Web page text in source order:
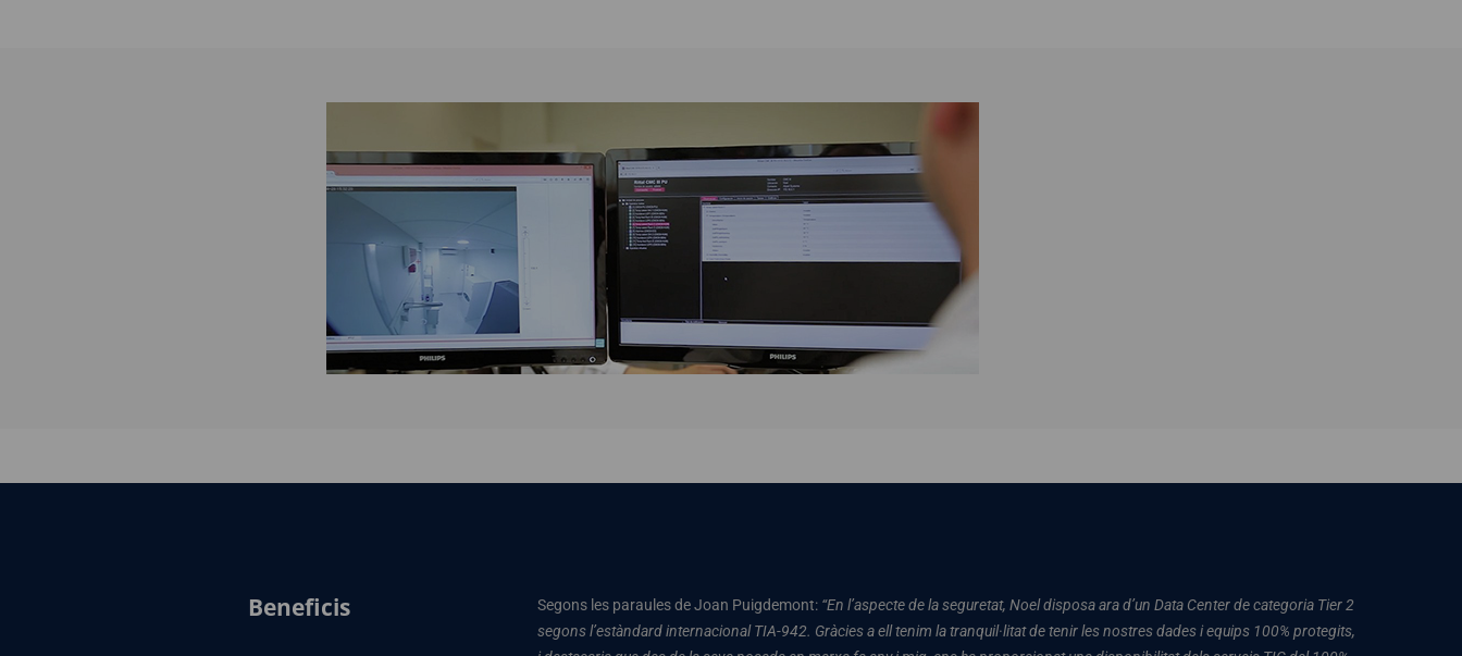
Beneficis Segons les paraules de Joan Puigdemont: “En l’aspecte de la seguretat, Noel disposa ara d’un Data Center de categoria Tier 2
segons l’estàndard internacional TIA-942. Gràcies a ell tenim la tranquil·litat de tenir les nostres dades i equips 100% protegits,